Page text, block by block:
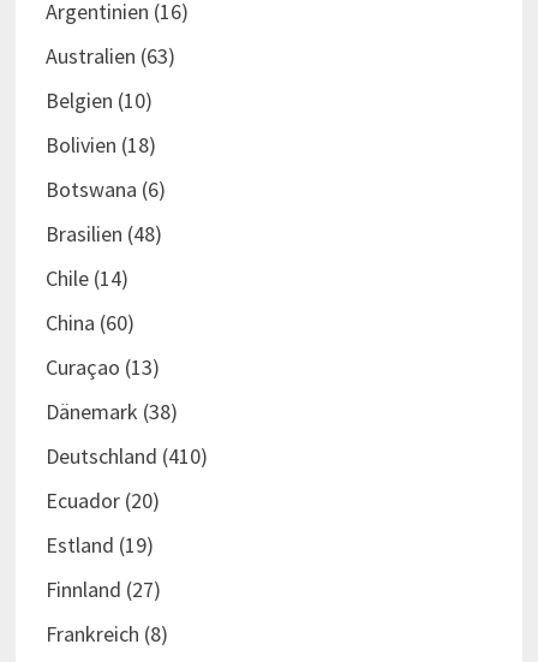
Argentinien (16)
Australien (63)
Belgien (10)
Bolivien (18)
Botswana (6)
Brasilien (48)
Chile(14)
China (60)
Curaçao (13)
Dänemark (38)
Deutschland (410)
Ecuador(20)
Estland (19)
Finnland (27)
Frankreich (8)